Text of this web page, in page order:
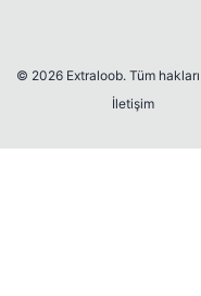
© 2026 Extraloob. Tüm hakları
İletişim